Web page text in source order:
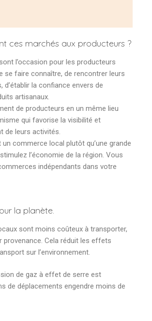
ces marchés aux producteurs ?
l’occasion pour les producteurs
se faire connaître, de rencontrer leurs
d’établir la confiance envers de
artisanaux.
de producteurs en un même lieu
qui favorise la visibilité et
de leurs activités.
commerce local plutôt qu’une grande
l’économie de la région. Vous
indépendants dans votre
la planète.
sont moins coûteux à transporter,
provenance. Cela réduit les effets
sur l’environnement.
de gaz à effet de serre est
de déplacements engendre moins de